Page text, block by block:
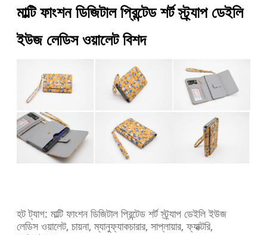
মাল্টি ফাংশন ডিজিটাল প্রিন্টেড শর্ট স্ট্র্যাপ ডেইলি
ইউজ লেডিস ওয়ালেট বিশদ
হট ট্যাগ: মাল্টি ফাংশন ডিজিটাল প্রিন্টেড শর্ট স্ট্র্যাপ ডেইলি ইউজ
লেডিস ওয়ালেট, চায়না, ম্যানুফ্যাকচারার, সাপ্লায়ার, ফ্যাক্টরি,